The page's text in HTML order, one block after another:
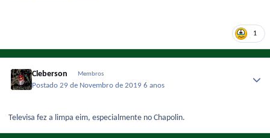
1
Cleberson Membros
Postado29 de Novembro de 20196 anos
Televisa fez a limpa eim, especialmente no Chapolin.